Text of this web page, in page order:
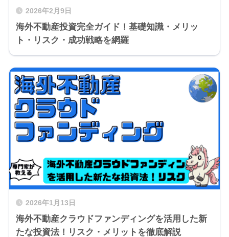
2026年2月9日
海外不動産投資完全ガイド！基礎知識・メリッ
ト・リスク・成功戦略を網羅
2026年1月13日
海外不動産クラウドファンディングを活用した新
たな投資法！リスク・メリットを徹底解説